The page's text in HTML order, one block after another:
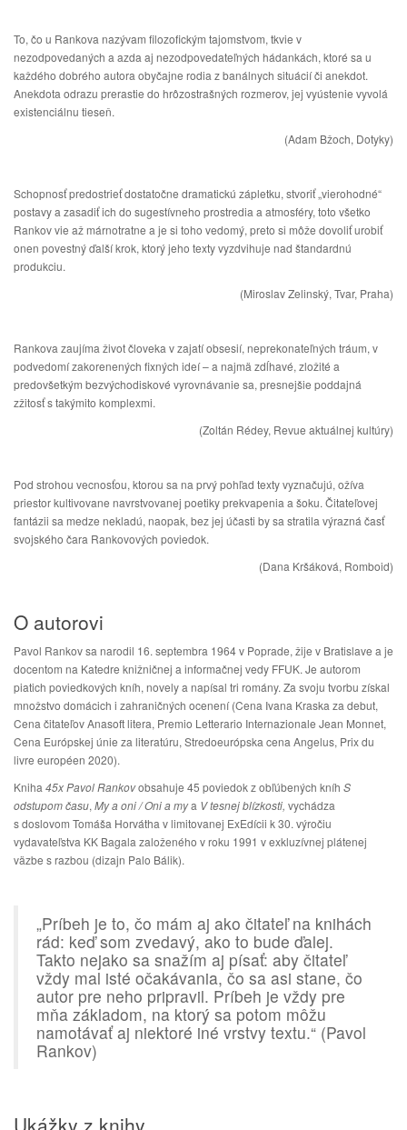
To, čo u Rankova nazývam filozofickým tajomstvom, tkvie v
nezodpovedaných a azda aj nezodpovedateľných hádankách, ktoré sa u
každého dobrého autora obyčajne rodia z banálnych situácií či anekdot.
Anekdota odrazu prerastie do hrôzostrašných rozmerov, jej vyústenie vyvolá
existenciálnu tieseň.
(Adam Bžoch, Dotyky)
Schopnosť predostrieť dostatočne dramatickú zápletku, stvoriť „vierohodné“
postavy a zasadiť ich do sugestívneho prostredia a atmosféry, toto všetko
Rankov vie až márnotratne a je si toho vedomý, preto si môže dovoliť urobiť
onen povestný ďalší krok, ktorý jeho texty vyzdvihuje nad štandardnú
produkciu.
(Miroslav Zelinský, Tvar, Praha)
Rankova zaujíma život človeka v zajatí obsesií, neprekonateľných tráum, v
podvedomí zakorenených fixných ideí – a najmä zdĺhavé, zložité a
predovšetkým bezvýchodiskové vyrovnávanie sa, presnejšie poddajná
zžitosť s takýmito komplexmi.
(Zoltán Rédey, Revue aktuálnej kultúry)
Pod strohou vecnosťou, ktorou sa na prvý pohľad texty vyznačujú, ožíva
priestor kultivovane navrstvovanej poetiky prekvapenia a šoku. Čitateľovej
fantázii sa medze nekladú, naopak, bez jej účasti by sa stratila výrazná časť
svojského čara Rankovových poviedok.
(Dana Kršáková, Romboid)
O autorovi
Pavol Rankov sa narodil 16. septembra 1964 v Poprade, žije v Bratislave a je
docentom na Katedre knižničnej a informačnej vedy FFUK. Je autorom
piatich poviedkových kníh, novely a napísal tri romány. Za svoju tvorbu získal
množstvo domácich i zahraničných ocenení (Cena Ivana Kraska za debut,
Cena čitateľov Anasoft litera, Premio Letterario Internazionale Jean Monnet,
Cena Európskej únie za literatúru, Stredoeurópska cena Angelus, Prix du
livre européen 2020).
Kniha 45x Pavol Rankovobsahuje 45 poviedok z obľúbených kníh S
odstupom času, My a oni / Oni a mya V tesnej blízkosti, vychádza
s doslovom Tomáša Horvátha v limitovanej ExEdícii k 30. výročiu
vydavateľstva KK Bagala založeného v roku 1991 v exkluzívnej plátenej
väzbe s razbou (dizajn Palo Bálik).
„Príbeh je to, čo mám aj ako čitateľ na knihách
rád: keď som zvedavý, ako to bude ďalej.
Takto nejako sa snažím aj písať: aby čitateľ
vždy mal isté očakávania, čo sa asi stane, čo
autor pre neho pripravil. Príbeh je vždy pre
mňa základom, na ktorý sa potom môžu
namotávať aj niektoré iné vrstvy textu.“ (Pavol
Rankov)
Ukážky z knihy